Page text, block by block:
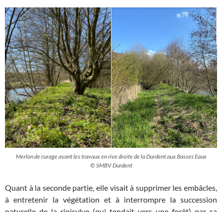
Merlon de curage avant les travaux en rive droite de la Durdent aux Basses Eaux
© SMBV Durdent
Quant à la seconde partie, elle visait à supprimer les embâcles,
à entretenir la végétation et à interrompre la succession